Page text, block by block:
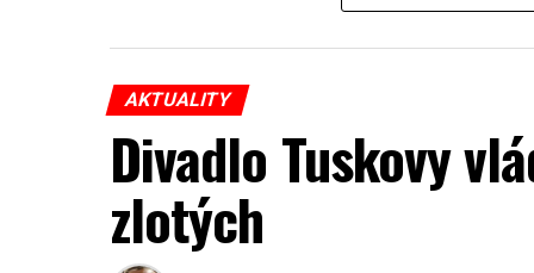
umožňuje každoročně připravit
více než 350 akcí týkajících se celého
inovativní ekonomiky, občanské
Jednou z klíčových událostí XXXIII.
připravené Varšavskou ekonomickou
AKTUALITY
Divadlo Tuskovy
zlotých